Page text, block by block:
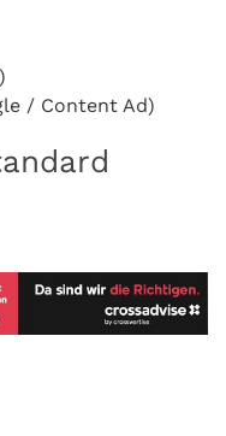
/ Content Ad)